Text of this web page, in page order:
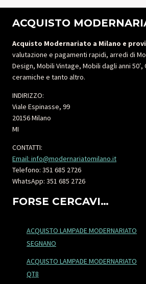
ACQUISTO
Acquisto Modernariato a Milano e
valutazione e pagamenti rapidi, arredi di
Design, Mobili Vintage, Mobili dagli anni
ceramiche e tanto altro.
INDIRIZZO:
Viale Espinasse, 99
20156 Milano
MI
CONTATTI:
Email: info@modernariatomilano.it
Telefono: 351 685 2726
WhatsApp: 351 685 2726
FORSE CERCAVI…
ACQUISTO LAMPADE MODERNARIATO
SEGNANO
ACQUISTO LAMPADE MODERNARIATO
QT8